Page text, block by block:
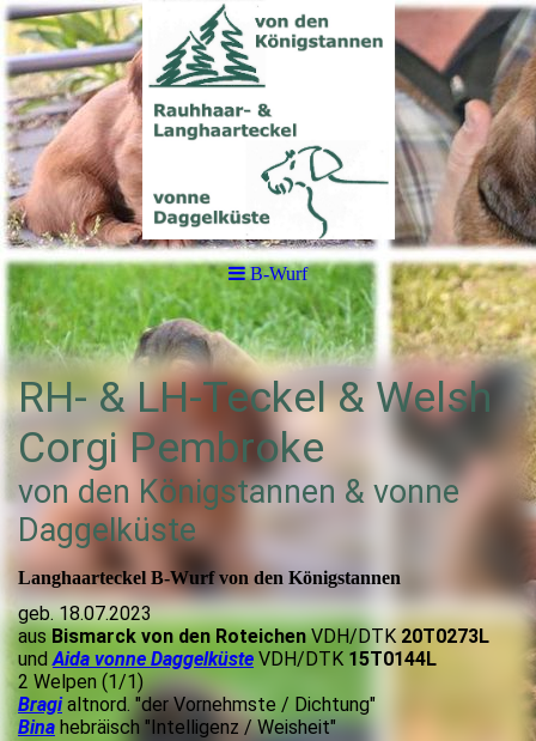
B-Wurf
RH- & LH-Teckel & Welsh
Corgi Pembroke
von den Königstannen & vonne
Daggelküste
Langhaarteckel B-Wurf von den Königstannen
geb. 18.07.2023
ausBismarck von den Roteichen VDH/DTK 20T0273L
und Aida vonne Daggelküste VDH/DTK 15T0144L
2 Welpen (1/1)
Bragi altnord. "der Vornehmste / Dichtung"
Bina hebräisch "Intelligenz / Weisheit"